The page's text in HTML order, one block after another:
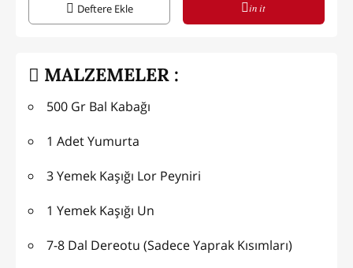
Deftere Ekle in it
MALZEMELER :
500 Gr Bal Kabağı
1 Adet Yumurta
3 Yemek Kaşığı Lor Peyniri
1 Yemek Kaşığı Un
7-8 Dal Dereotu (Sadece Yaprak Kısımları)